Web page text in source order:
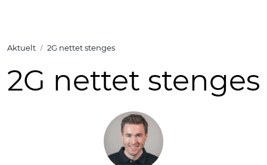
Aktuelt 2G nettet stenges
2G nettet stenges
Tuotteet
Ratkaisut